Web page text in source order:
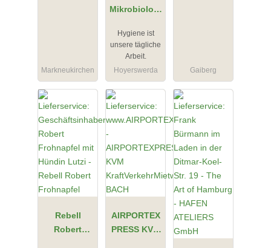
Markneukirchen
Mikrobiologi
Hygiene
Hygiene ist
unsere tägliche
Arbeit.
Hoyerswerda
Gaiberg
Rebell
Robert
AIRPORTEX
PRESS KVM